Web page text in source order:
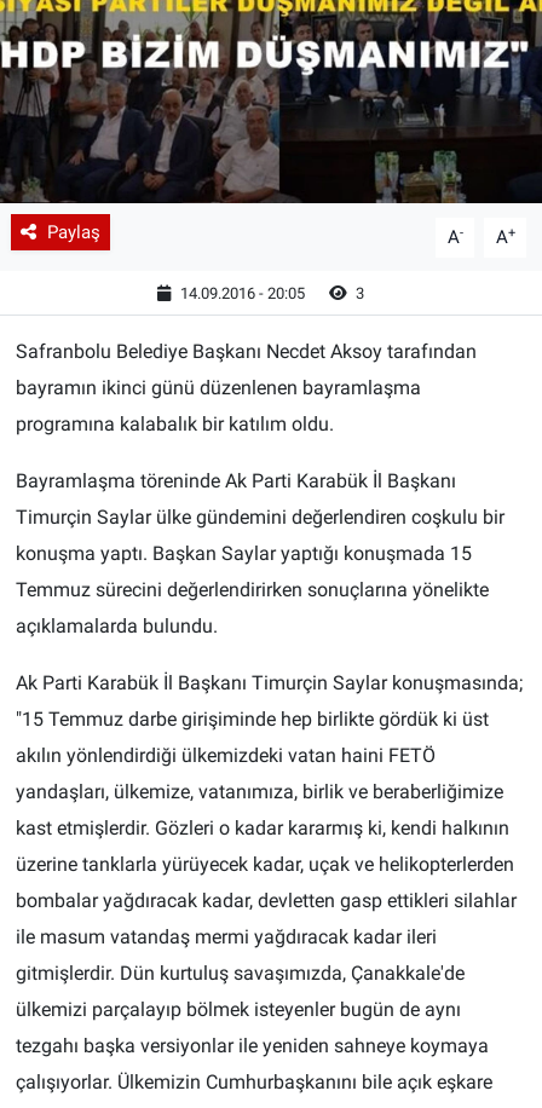
Paylaş A- A+
14.09.2016 - 20:05 3
Safranbolu Belediye Başkanı Necdet Aksoy tarafından
bayramın ikinci günü düzenlenen bayramlaşma
programına kalabalık bir katılım oldu.
Bayramlaşma töreninde Ak Parti Karabük İl Başkanı
Timurçin Saylar ülke gündemini değerlendiren coşkulu bir
konuşma yaptı. Başkan Saylar yaptığı konuşmada 15
Temmuz sürecini değerlendirirken sonuçlarına yönelikte
açıklamalarda bulundu.
Ak Parti Karabük İl Başkanı Timurçin Saylar konuşmasında;
"15 Temmuz darbe girişiminde hep birlikte gördük ki üst
akılın yönlendirdiği ülkemizdeki vatan haini FETÖ
yandaşları, ülkemize, vatanımıza, birlik ve beraberliğimize
kast etmişlerdir. Gözleri o kadar kararmış ki, kendi halkının
üzerine tanklarla yürüyecek kadar, uçak ve helikopterlerden
bombalar yağdıracak kadar, devletten gasp ettikleri silahlar
ile masum vatandaş mermi yağdıracak kadar ileri
gitmişlerdir. Dün kurtuluş savaşımızda, Çanakkale'de
ülkemizi parçalayıp bölmek isteyenler bugün de aynı
tezgahı başka versiyonlar ile yeniden sahneye koymaya
çalışıyorlar. Ülkemizin Cumhurbaşkanını bile açık eşkare